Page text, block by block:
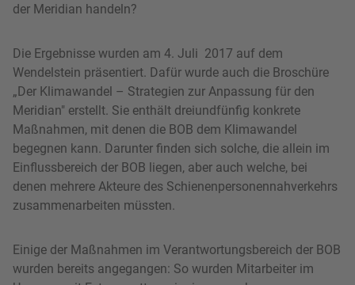
der Meridian handeln?
Die Ergebnisse wurden am 4. Juli 2017 auf dem
Wendelstein präsentiert. Dafür wurde auch die Broschüre
„Der Klima­wandel – Strategien zur Anpassung für den
Meridian" erstellt. Sie enthält dreiundfünfig konkrete
Maßnahmen, mit denen die BOB dem Klimawandel
begegnen kann. Darunter finden sich solche, die allein im
Einflussbereich der BOB liegen, aber auch welche, bei
denen mehrere Akteure des Schienenpersonennahverkehrs
zusammenarbeiten müssten.
Einige der Maßnahmen im Verantwortungsbereich der BOB
wurden bereits angegangen: So wurden Mitarbeiter im